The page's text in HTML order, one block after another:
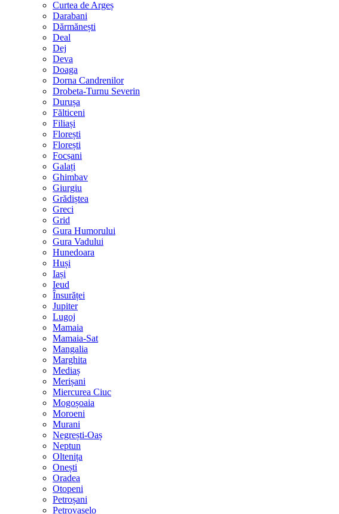
Curtea de Argeș
Darabani
Dărmănești
Deal
Dej
Deva
Doaga
Dorna Candrenilor
Drobeta-Turnu Severin
Durușa
Fălticeni
Filiași
Florești
Florești
Focșani
Galați
Ghimbav
Giurgiu
Grădiștea
Greci
Grid
Gura Humorului
Gura Vadului
Hunedoara
Huși
Iași
Ieud
Însurăței
Jupiter
Lugoj
Mamaia
Mamaia-Sat
Mangalia
Marghita
Mediaș
Merișani
Miercurea Ciuc
Mogoșoaia
Moroeni
Murani
Negrești-Oaș
Neptun
Oltenița
Onești
Oradea
Otopeni
Petroșani
Petrovaselo